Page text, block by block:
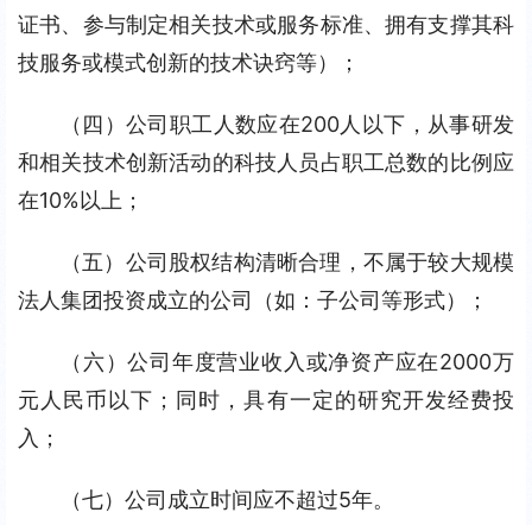
证书、参与制定相关技术或服务标准、拥有支撑其科
技服务或模式创新的技术诀窍等）；
（四）公司职工人数应在200人以下，从事研发
和相关技术创新活动的科技人员占职工总数的比例应
在10%以上；
（五）公司股权结构清晰合理，不属于较大规模
法人集团投资成立的公司（如：子公司等形式）；
（六）公司年度营业收入或净资产应在2000万
元人民币以下；同时，具有一定的研究开发经费投
入；
（七）公司成立时间应不超过5年。